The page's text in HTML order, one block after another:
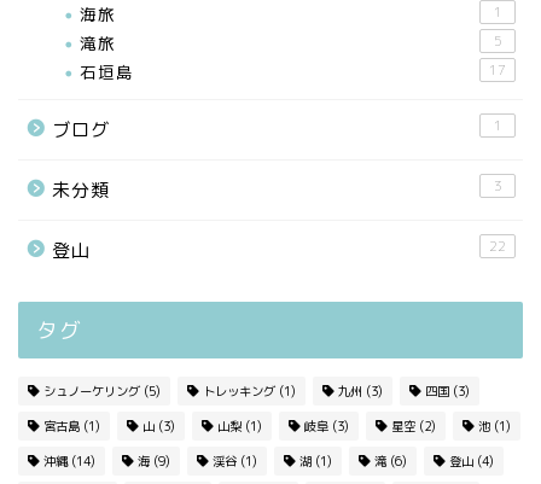
海旅 1
滝旅 5
石垣島 17
ブログ 1
未分類 3
登山 22
タグ
シュノーケリング (5) トレッキング (1) 九州 (3) 四国 (3)
宮古島 (1) 山 (3) 山梨 (1) 岐阜 (3) 星空 (2) 池 (1)
沖縄(14) 海 (9) 渓谷 (1) 湖 (1) 滝 (6) 登山 (4)